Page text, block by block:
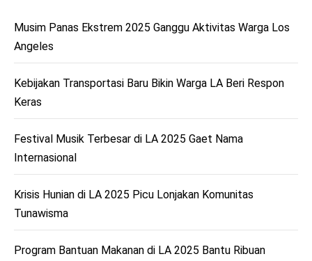
Musim Panas Ekstrem 2025 Ganggu Aktivitas Warga Los
Angeles
Kebijakan Transportasi Baru Bikin Warga LA Beri Respon
Keras
Festival Musik Terbesar di LA 2025 Gaet Nama
Internasional
Krisis Hunian di LA 2025 Picu Lonjakan Komunitas
Tunawisma
Program Bantuan Makanan di LA 2025 Bantu Ribuan